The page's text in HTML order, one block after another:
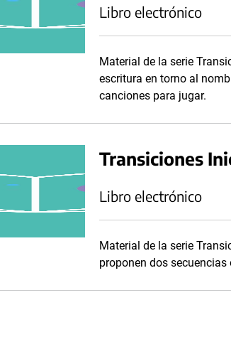
Libro electrónico
Material de la serie
escritura en torno al
canciones para jugar.
Transiciones
Libro electrónico
Material de la serie
proponen dos